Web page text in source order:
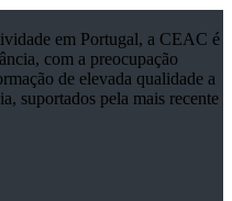
em Portugal, a CEAC é
com a preocupação
de elevada qualidade a
suportados pela mais recente